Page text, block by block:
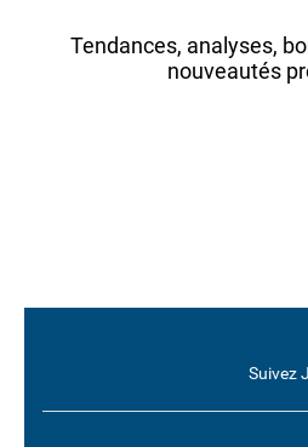
Tendances, analyses,
nouveautés
Suivez